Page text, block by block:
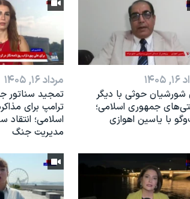
شورشیان حوثی با دیگر
جمهوری اسلامی؛
با یاسین اهوازی
مرداد ۱۶, ۱۴۰۵
تمجید سناتور
ترامپ برای
اسلامی؛ انتقاد
مدیریت جنگ